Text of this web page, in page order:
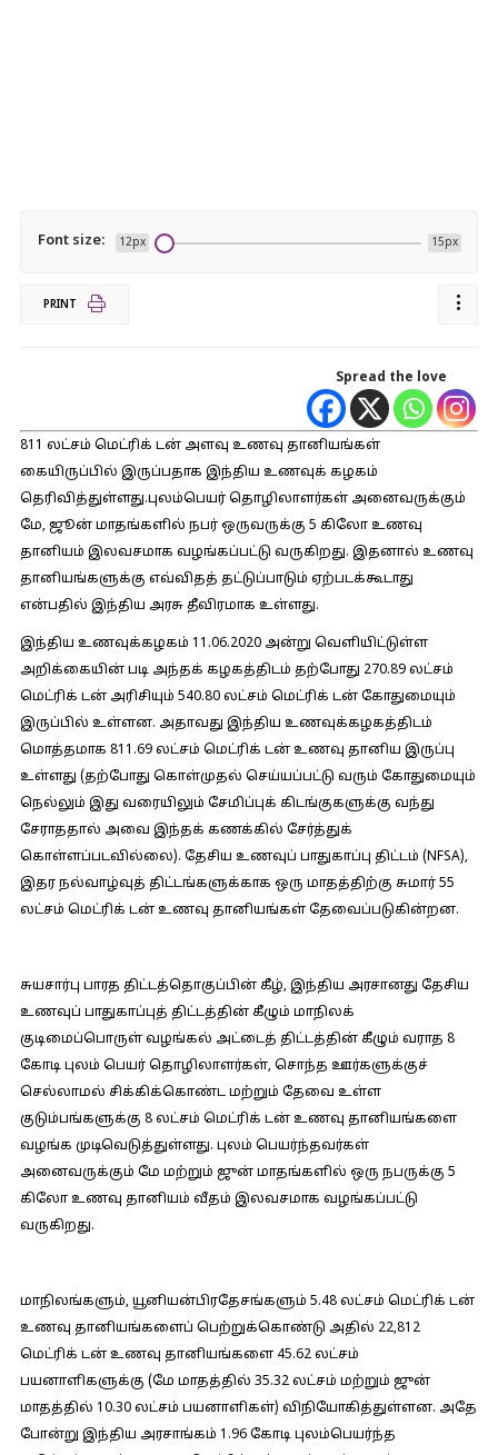
Font size: 12px 15px
PRINT
Spread the love
811 லட்சம் மெட்ரிக் டன் அளவு உணவு தானியங்கள்
கையிருப்பில் இருப்பதாக இந்திய உணவுக் கழகம்
தெரிவித்துள்ளது.புலம்பெயர் தொழிலாளர்கள் அனைவருக்கும்
மே, ஜூன் மாதங்களில் நபர் ஒருவருக்கு 5 கிலோ உணவு
தானியம் இலவசமாக வழங்கப்பட்டு வருகிறது. இதனால் உணவு
தானியங்களுக்கு எவ்விதத் தட்டுப்பாடும் ஏற்படக்கூடாது
என்பதில் இந்திய அரசு தீவிரமாக உள்ளது.
இந்திய உணவுக்கழகம் 11.06.2020 அன்று வெளியிட்டுள்ள
அறிக்கையின் படி அந்தக் கழகத்திடம் தற்போது 270.89 லட்சம்
மெட்ரிக் டன் அரிசியும் 540.80 லட்சம் மெட்ரிக் டன் கோதுமையும்
இருப்பில் உள்ளன. அதாவது இந்திய உணவுக்கழகத்திடம்
மொத்தமாக 811.69 லட்சம் மெட்ரிக் டன் உணவு தானிய இருப்பு
உள்ளது (தற்போது கொள்முதல் செய்யப்பட்டு வரும் கோதுமையும்
நெல்லும் இது வரையிலும் சேமிப்புக் கிடங்குகளுக்கு வந்து
சேராததால் அவை இந்தக் கணக்கில் சேர்த்துக்
கொள்ளப்படவில்லை). தேசிய உணவுப் பாதுகாப்பு திட்டம் (NFSA),
இதர நல்வாழ்வுத் திட்டங்களுக்காக ஒரு மாதத்திற்கு சுமார் 55
லட்சம் மெட்ரிக் டன் உணவு தானியங்கள் தேவைப்படுகின்றன.
சுயசார்பு பாரத திட்டத்தொகுப்பின் கீழ், இந்திய அரசானது தேசிய
உணவுப் பாதுகாப்புத் திட்டத்தின் கீழும் மாநிலக்
குடிமைப்பொருள் வழங்கல் அட்டைத் திட்டத்தின் கீழும் வராத 8
கோடி புலம் பெயர் தொழிலாளர்கள், சொந்த ஊர்களுக்குச்
செல்லாமல் சிக்கிக்கொண்ட மற்றும் தேவை உள்ள
குடும்பங்களுக்கு 8 லட்சம் மெட்ரிக் டன் உணவு தானியங்களை
வழங்க முடிவெடுத்துள்ளது. புலம் பெயர்ந்தவர்கள்
அனைவருக்கும் மே மற்றும் ஜுன் மாதங்களில் ஒரு நபருக்கு 5
கிலோ உணவு தானியம் வீதம் இலவசமாக வழங்கப்பட்டு
வருகிறது.
மாநிலங்களும், யூனியன்பிரதேசங்களும் 5.48 லட்சம் மெட்ரிக் டன்
உணவு தானியங்களைப் பெற்றுக்கொண்டு அதில் 22,812
மெட்ரிக் டன் உணவு தானியங்களை 45.62 லட்சம்
பயனாளிகளுக்கு (மே மாதத்தில் 35.32 லட்சம் மற்றும் ஜுன்
மாதத்தில் 10.30 லட்சம் பயனாளிகள்) விநியோகித்துள்ளன. அதே
போன்று இந்திய அரசாங்கம் 1.96 கோடி புலம்பெயர்ந்த